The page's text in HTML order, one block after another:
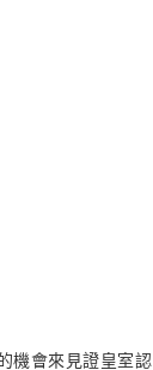
機會來見證皇室認